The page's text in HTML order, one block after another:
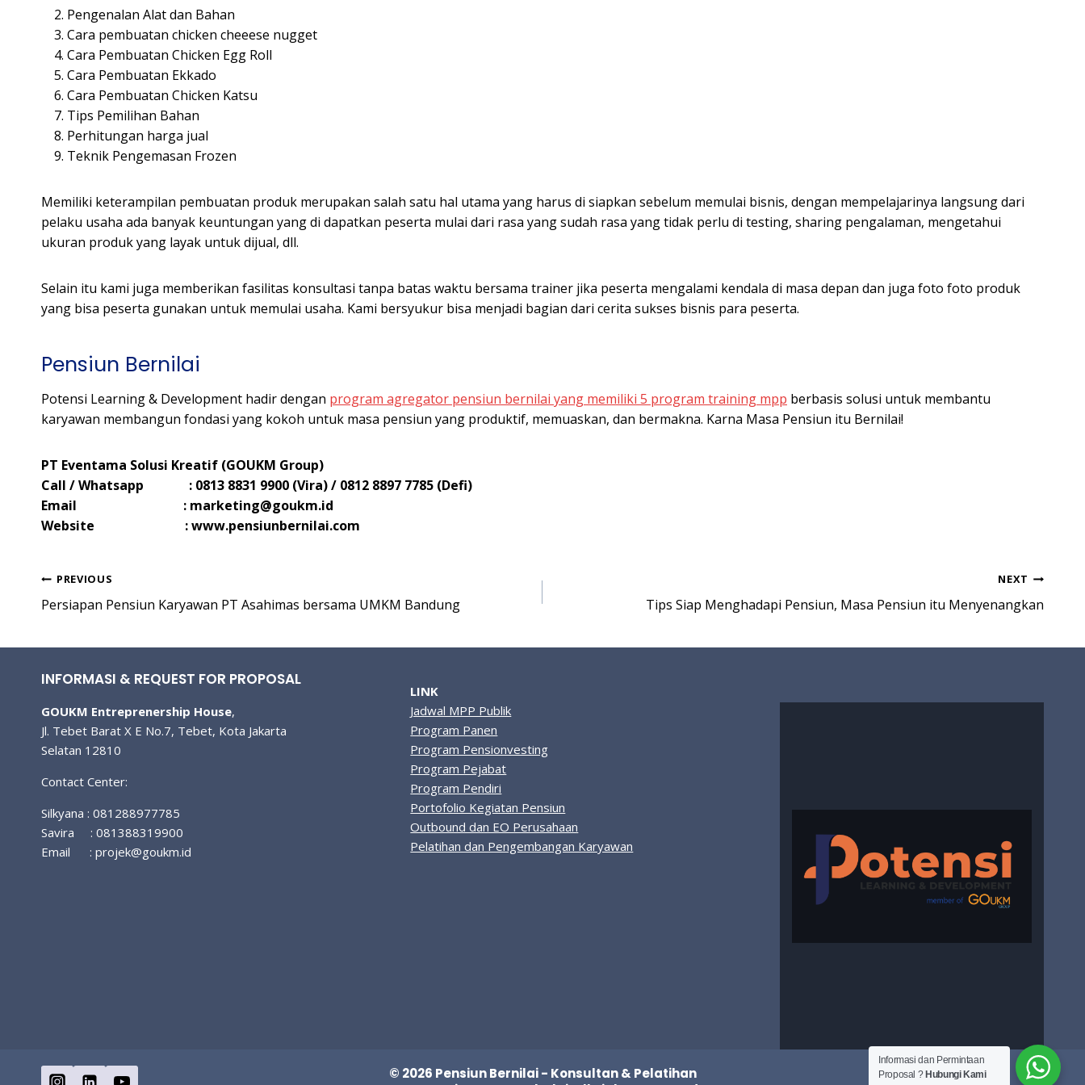
Pengenalan Alat dan Bahan
Cara pembuatan chicken cheeese nugget
Cara Pembuatan Chicken Egg Roll
Cara Pembuatan Ekkado
Cara Pembuatan Chicken Katsu
Tips Pemilihan Bahan
Perhitungan harga jual
Teknik Pengemasan Frozen
Memiliki keterampilan pembuatan produk merupakan salah satu hal utama yang harus di siapkan sebelum memulai bisnis, dengan mempelajarinya langsung dari
pelaku usaha ada banyak keuntungan yang di dapatkan peserta mulai dari rasa yang sudah rasa yang tidak perlu di testing, sharing pengalaman, mengetahui
ukuran produk yang layak untuk dijual, dll.
Selain itu kami juga memberikan fasilitas konsultasi tanpa batas waktu bersama trainer jika peserta mengalami kendala di masa depan dan juga foto foto produk
yang bisa peserta gunakan untuk memulai usaha. Kami bersyukur bisa menjadi bagian dari cerita sukses bisnis para peserta.
Pensiun Bernilai
Potensi Learning & Development hadir dengan program agregator pensiun bernilai yang memiliki 5 program training mpp berbasis solusi untuk membantu
karyawan membangun fondasi yang kokoh untuk masa pensiun yang produktif, memuaskan, dan bermakna. Karna Masa Pensiun itu Bernilai!
PT Eventama Solusi Kreatif (GOUKM Group)
Call / Whatsapp : 0813 8831 9900 (Vira) / 0812 8897 7785 (Defi)
Email : marketing@goukm.id
Website : www.pensiunbernilai.com
Post
navigation
PREVIOUS
Persiapan Pensiun Karyawan PT Asahimas bersama UMKM Bandung
NEXT
Tips Siap Menghadapi Pensiun, Masa Pensiun itu Menyenangkan
INFORMASI & REQUEST FOR PROPOSAL
GOUKM Entreprenership House,
Jl. Tebet Barat X E No.7, Tebet, Kota Jakarta
Selatan 12810
Contact Center:
Silkyana : 081288977785
Savira : 081388319900
Email : projek@goukm.id
LINK
Jadwal MPP Publik
Program Panen
Program Pensionvesting
Program Pejabat
Program Pendiri
Portofolio Kegiatan Pensiun
Outbound dan EO Perusahaan
Pelatihan dan Pengembangan Karyawan
© 2026 Pensiun Bernilai - Konsultan & Pelatihan
Informasi dan Permintaan
Proposal ? Hubungi Kami